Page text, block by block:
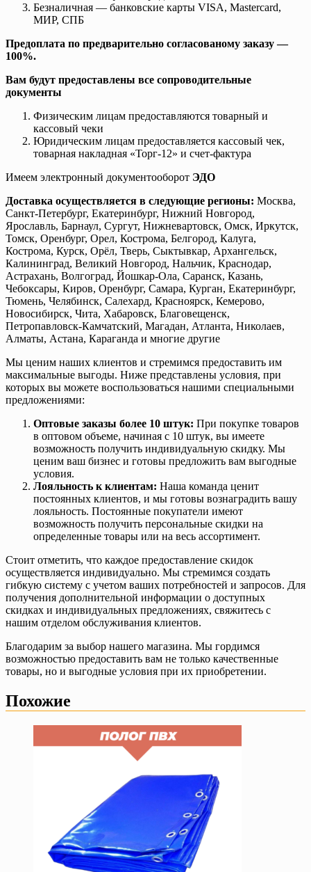
Безналичная — банковские карты VISA, Mastercard,
МИР, СПБ
Предоплата по предварительно согласованому заказу —
100%.
Вам будут предоставлены все сопроводительные
документы
Физическим лицам предоставляются товарный и
кассовый чеки
Юридическим лицам предоставляется кассовый чек,
товарная накладная «Торг-12» и счет-фактура
Имеем электронный документооборот ЭДО
Доставка осуществляется в следующие регионы: Москва,
Санкт-Петербург, Екатеринбург, Нижний Новгород,
Ярославль, Барнаул, Сургут, Нижневартовск, Омск, Иркутск,
Томск, Оренбург, Орел, Кострома, Белгород, Калуга,
Кострома, Курск, Орёл, Тверь, Сыктывкар, Архангельск,
Калининград, Великий Новгород, Нальчик, Краснодар,
Астрахань, Волгоград, Йошкар-Ола, Саранск, Казань,
Чебоксары, Киров, Оренбург, Самара, Курган, Екатеринбург,
Тюмень, Челябинск, Салехард, Красноярск, Кемерово,
Новосибирск, Чита, Хабаровск, Благовещенск,
Петропавловск-Камчатский, Магадан, Атланта, Николаев,
Алматы, Астана, Караганда и многие другие
Мы ценим наших клиентов и стремимся предоставить им
максимальные выгоды. Ниже представлены условия, при
которых вы можете воспользоваться нашими специальными
предложениями:
Оптовые заказы более 10 штук: При покупке товаров
в оптовом объеме, начиная с 10 штук, вы имеете
возможность получить индивидуальную скидку. Мы
ценим ваш бизнес и готовы предложить вам выгодные
условия.
Лояльность к клиентам: Наша команда ценит
постоянных клиентов, и мы готовы вознаградить вашу
лояльность. Постоянные покупатели имеют
возможность получить персональные скидки на
определенные товары или на весь ассортимент.
Стоит отметить, что каждое предоставление скидок
осуществляется индивидуально. Мы стремимся создать
гибкую систему с учетом ваших потребностей и запросов. Для
получения дополнительной информации о доступных
скидках и индивидуальных предложениях, свяжитесь с
нашим отделом обслуживания клиентов.
Благодарим за выбор нашего магазина. Мы гордимся
возможностью предоставить вам не только качественные
товары, но и выгодные условия при их приобретении.
Похожие